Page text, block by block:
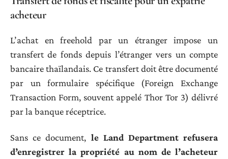
acheteur
L’achat en freehold par un étranger impose un
transfert de fonds depuis l’étranger vers un compte
bancaire thaïlandais. Ce transfert doit être documenté
par un formulaire spécifique (Foreign Exchange
Transaction Form, souvent appelé Thor Tor 3) délivré
par la banque réceptrice.
Sans ce document, le Land Department refusera
d’enregistrer la propriété au nom de l’acheteur